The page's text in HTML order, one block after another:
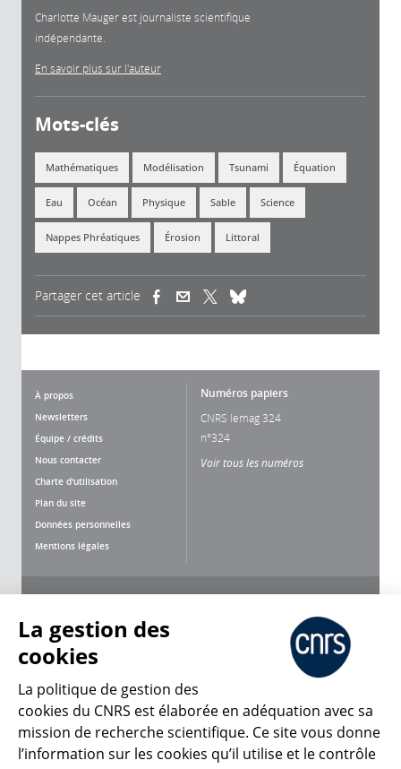
Charlotte Mauger est journaliste scientifique
indépendante.
En savoir plus sur l'auteur
Mots-clés
Mathématiques Modélisation Tsunami Équation
Eau Océan Physique Sable Science
Nappes Phréatiques Érosion Littoral
Partager cet article (link is external)(link is external)
À propos
Newsletters
Équipe / crédits
Nous contacter
Charte d'utilisation
Plan du site
Données personnelles
Mentions légales
Numéros papiers
CNRS lemag 324
n°324
Voir tous les numéros
CNRS Le Mag
La gestion des
cookies
La politique de gestion des
cookies du CNRS est élaborée en adéquation avec sa
mission de recherche scientifique. Ce site vous donne
l’information sur les cookies qu’il utilise et le contrôle